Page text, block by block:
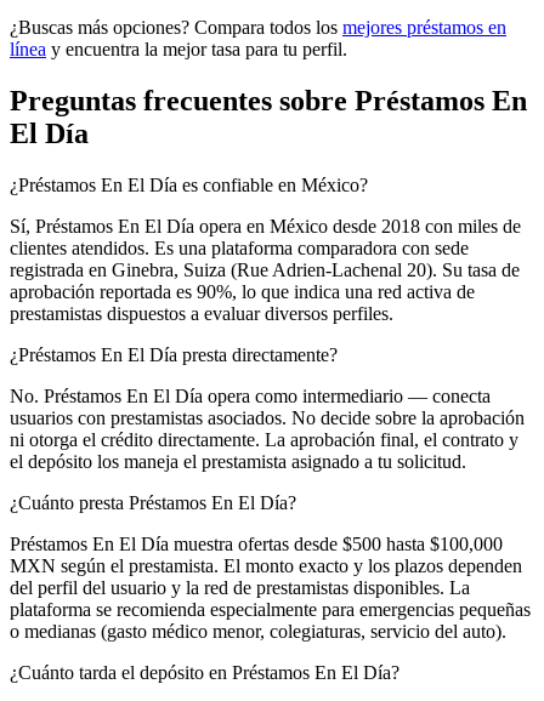
¿Buscas más opciones? Compara todos los mejores préstamos en
línea y encuentra la mejor tasa para tu perfil.
Preguntas frecuentes sobre Préstamos En
El Día
¿Préstamos En El Día es confiable en México?
Sí, Préstamos En El Día opera en México desde 2018 con miles de
clientes atendidos. Es una plataforma comparadora con sede
registrada en Ginebra, Suiza (Rue Adrien-Lachenal 20). Su tasa de
aprobación reportada es 90%, lo que indica una red activa de
prestamistas dispuestos a evaluar diversos perfiles.
¿Préstamos En El Día presta directamente?
No. Préstamos En El Día opera como intermediario — conecta
usuarios con prestamistas asociados. No decide sobre la aprobación
ni otorga el crédito directamente. La aprobación final, el contrato y
el depósito los maneja el prestamista asignado a tu solicitud.
¿Cuánto presta Préstamos En El Día?
Préstamos En El Día muestra ofertas desde $500 hasta $100,000
MXN según el prestamista. El monto exacto y los plazos dependen
del perfil del usuario y la red de prestamistas disponibles. La
plataforma se recomienda especialmente para emergencias pequeñas
o medianas (gasto médico menor, colegiaturas, servicio del auto).
¿Cuánto tarda el depósito en Préstamos En El Día?